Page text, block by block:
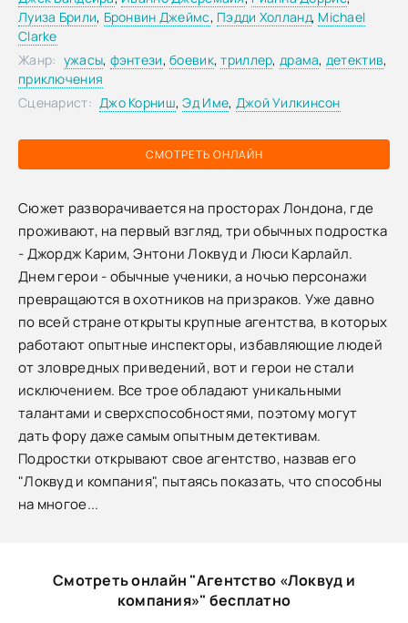
СМОТРЕТЬ ОНЛАЙН
Луиза Брили, Бронвин Джеймс, Пэдди Холланд, Michael
Clarke
Жанр: ужасы, фэнтези,боевик,триллер, драма, детектив,
приключения
Сценарист: Джо Корниш,Эд Име, Джой Уилкинсон
Сюжет разворачивается на просторах Лондона, где
проживают, на первый взгляд, три обычных подростка
- Джордж Карим, Энтони Локвуд и Люси Карлайл.
Днем герои - обычные ученики, а ночью персонажи
превращаются в охотников на призраков. Уже давно
по всей стране открыты крупные агентства, в которых
работают опытные инспекторы, избавляющие людей
от зловредных приведений, вот и герои не стали
исключением. Все трое обладают уникальными
талантами и сверхспособностями, поэтому могут
дать фору даже самым опытным детективам.
Подростки открывают свое агентство, назвав его
"Локвуд и компания", пытаясь показать, что способны
на многое...
Смотреть онлайн "Агентство «Локвуд и
компания»" бесплатно